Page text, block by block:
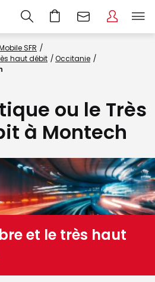
SFR
haut débit
Occitanie
ou le Très
à Montech
et le très haut